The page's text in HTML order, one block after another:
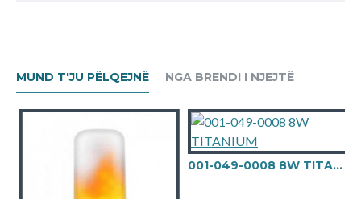
MUND T'JU PËLQEJNË NGA BRENDI I NJEJTË
001-049-0008 8W TITANIUM